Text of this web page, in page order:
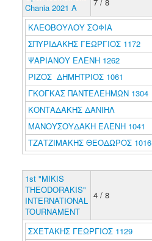
Chania 2021 A
ΚΛΕΟΒΟΥΛΟΥ ΣΟΦΙΑ
ΣΠΥΡΙΔΑΚΗΣ ΓΕΩΡΓΙΟΣ 1172
ΨΑΡΙΑΝΟΥ ΕΛΕΝΗ 1262
ΡΙΖΟΣ ΔΗΜΗΤΡΙΟΣ 1061
ΓΚΟΓΚΑΣ ΠΑΝΤΕΛΕΗΜΩΝ 1304
ΚΟΝΤΑΔΑΚΗΣ ΔΑΝΙΗΛ
ΜΑΝΟΥΣΟΥΔΑΚΗ ΕΛΕΝΗ 1041
ΤΖΑΤΖΙΜΑΚΗΣ ΘΕΟΔΩΡΟΣ 1016
1st "MIKIS
THEODORAKIS"
INTERNATIONAL
TOURNAMENT
4 / 8
ΣΧΕΤΑΚΗΣ ΓΕΩΡΓΙΟΣ 1129